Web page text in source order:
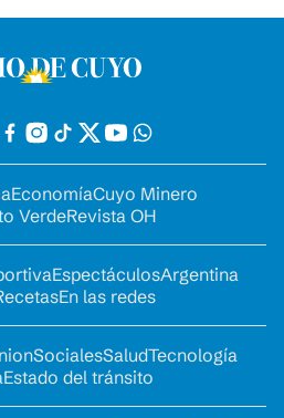
EconomíaCuyo Minero
VerdeRevista OH
EspectáculosArgentina
En las redes
SocialesSaludTecnología
Estado del tránsito